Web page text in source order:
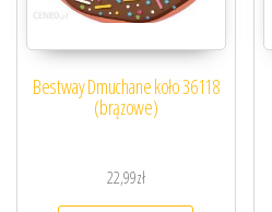
Bestway Dmuchane koło 36118
(brązowe)
22,99zł